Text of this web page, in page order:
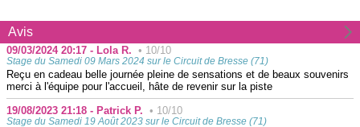
Avis
09/03/2024 20:17 - Lola R. • 10/10
Stage du Samedi 09 Mars 2024 sur le Circuit de Bresse (71)
Reçu en cadeau belle journée pleine de sensations et de beaux souvenirs
merci à l'équipe pour l'accueil, hâte de revenir sur la piste
19/08/2023 21:18 - Patrick P. • 10/10
Stage du Samedi 19 Août 2023 sur le Circuit de Bresse (71)